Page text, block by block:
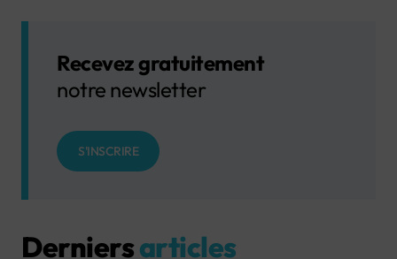
Recevez gratuitement
notre newsletter
S'INSCRIRE
Derniersarticles